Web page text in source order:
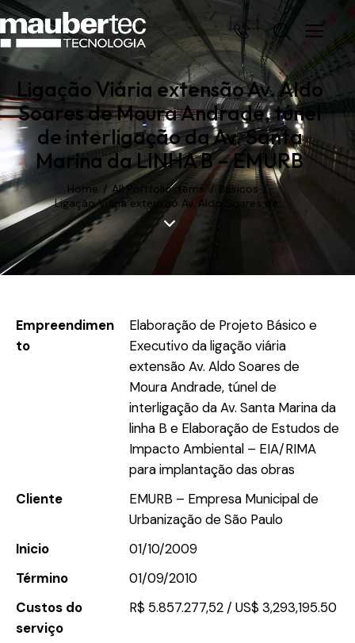
Ligação Viária extensão Av. Aldo
Soares de Moura Andrade, túnel
de interligação da Av. Santa
Marina da LINHA B – EMURB
Home All Portfolio items
Básicos
Ligação Viária extensão Av. Aldo Soares de...
Empreendimen
to
Elaboração de Projeto Básico e
Executivo da ligação viária
extensão Av. Aldo Soares de
Moura Andrade, túnel de
interligação da Av. Santa Marina da
linha B e Elaboração de Estudos de
Impacto Ambiental – EIA/RIMA
para implantação das obras
Cliente
EMURB – Empresa Municipal de
Urbanização de São Paulo
Inicio
01/10/2009
Término
01/09/2010
Custos do
serviço
R$ 5.857.277,52 / US$ 3,293,195.50